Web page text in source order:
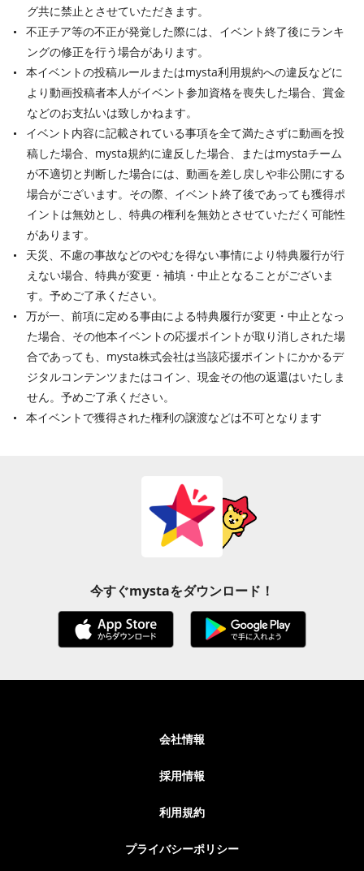
グ共に禁止とさせていただきます。
不正チア等の不正が発覚した際には、イベント終了後にランキ
ングの修正を行う場合があります。
本イベントの投稿ルールまたはmysta利用規約への違反などに
より動画投稿者本人がイベント参加資格を喪失した場合、賞金
などのお支払いは致しかねます。
イベント内容に記載されている事項を全て満たさずに動画を投
稿した場合、mysta規約に違反した場合、またはmystaチーム
が不適切と判断した場合には、動画を差し戻しや非公開にする
場合がございます。その際、イベント終了後であっても獲得ポ
イントは無効とし、特典の権利を無効とさせていただく可能性
があります。
天災、不慮の事故などのやむを得ない事情により特典履行が行
えない場合、特典が変更・補填・中止となることがございま
す。予めご了承ください。
万が一、前項に定める事由による特典履行が変更・中止となっ
た場合、その他本イベントの応援ポイントが取り消しされた場
合であっても、mysta株式会社は当該応援ポイントにかかるデ
ジタルコンテンツまたはコイン、現金その他の返還はいたしま
せん。予めご了承ください。
本イベントで獲得された権利の譲渡などは不可となります
今すぐmystaをダウンロード！
会社情報
採用情報
利用規約
プライバシーポリシー